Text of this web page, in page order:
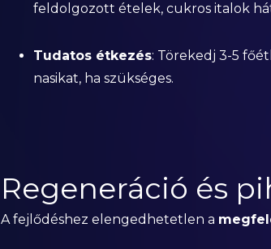
feldolgozott ételek, cukros italok
Tudatos étkezés: Törekedj 3-5
nasikat, ha szükséges.
Regeneráció és
A fejlődéshez elengedhetetlen a